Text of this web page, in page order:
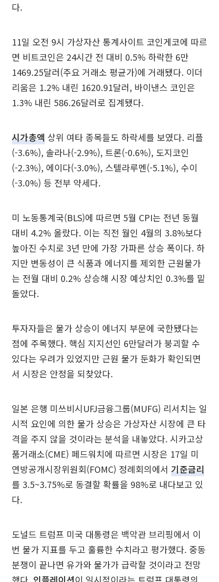
다.
11일 오전 9시 가상자산 통계사이트 코인게코에 따르
면 비트코인은 24시간 전 대비 0.5% 하락한 6만
1469.25달러(주요 거래소 평균가)에 거래됐다. 이더
리움은 1.2% 내린 1620.91달러, 바이낸스 코인은
1.3% 내린 586.26달러로 집계됐다.
시가총액 상위 여타 종목들도 하락세를 보였다. 리플
(-3.6%), 솔라나(-2.9%), 트론(-0.6%), 도지코인
(-2.3%), 에이다(-3.0%), 스텔라루멘(-5.1%), 수이
(-3.0%) 등 전부 약세다.
미 노동통계국(BLS)에 따르면 5월 CPI는 전년 동월
대비 4.2% 올랐다. 이는 직전 월인 4월의 3.8%보다
높아진 수치로 3년 만에 가장 가파른 상승 폭이다. 하
지만 변동성이 큰 식품과 에너지를 제외한 근원물가
는 전월 대비 0.2% 상승해 시장 예상치인 0.3%를 밑
돌았다.
투자자들은 물가 상승이 에너지 부문에 국한됐다는
점에 주목했다. 핵심 지지선인 6만달러가 붕괴할 수
있다는 우려가 있었지만 근원 물가 둔화가 확인되면
서 시장은 안정을 되찾았다.
일본 은행 미쓰비시UFJ금융그룹(MUFG) 리서치는 일
시적 요인에 의한 물가 상승은 가상자산 시장에 큰 타
격을 주지 않을 것이라는 분석을 내놓았다. 시카고상
품거래소(CME) 페드워치에 따르면 시장은 17일 미
연방공개시장위원회(FOMC) 정례회의에서 기준금리
를 3.5~3.75%로 동결할 확률을 98%로 내다보고 있
다.
도널드 트럼프 미국 대통령은 백악관 브리핑에서 이
번 물가 지표를 두고 훌륭한 수치라고 평가했다. 중동
분쟁이 끝나면 유가와 물가가 급락할 것이라고 전망